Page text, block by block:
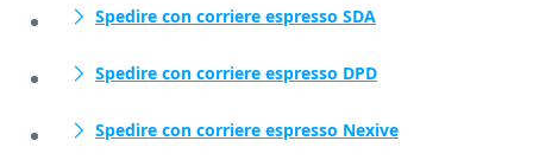
Spedire con corriere espresso SDA
Spedire con corriere espresso DPD
Spedire con corriere espresso Nexive